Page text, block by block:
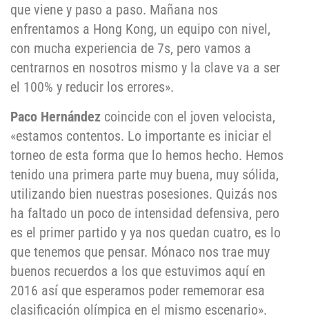
que viene y paso a paso. Mañana nos
enfrentamos a Hong Kong, un equipo con nivel,
con mucha experiencia de 7s, pero vamos a
centrarnos en nosotros mismo y la clave va a ser
el 100% y reducir los errores».
Paco Hernández coincide con el joven velocista,
«estamos contentos. Lo importante es iniciar el
torneo de esta forma que lo hemos hecho. Hemos
tenido una primera parte muy buena, muy sólida,
utilizando bien nuestras posesiones. Quizás nos
ha faltado un poco de intensidad defensiva, pero
es el primer partido y ya nos quedan cuatro, es lo
que tenemos que pensar. Mónaco nos trae muy
buenos recuerdos a los que estuvimos aquí en
2016 así que esperamos poder rememorar esa
clasificación olímpica en el mismo escenario».